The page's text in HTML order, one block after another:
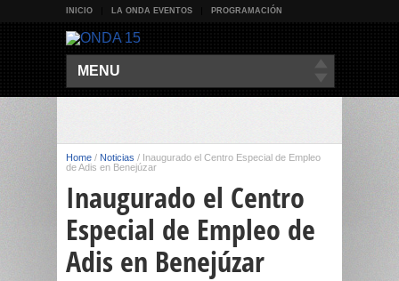
INICIO LA ONDA EVENTOS PROGRAMACIÓN
MENU
Home / Noticias / Inaugurado el Centro Especial de Empleo
de Adis en Benejúzar
Inaugurado el Centro
Especial de Empleo de
Adis en Benejúzar